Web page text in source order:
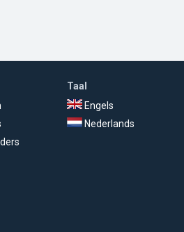
Taal
Engels
Nederlands